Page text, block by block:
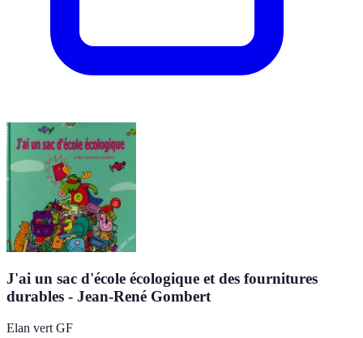
J'ai un sac d'école écologique et des fournitures
durables - Jean-René Gombert
Elan vert GF